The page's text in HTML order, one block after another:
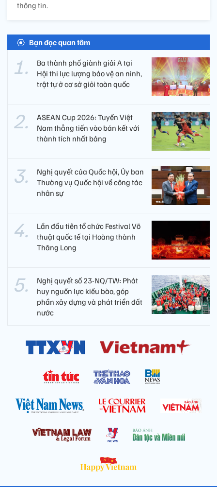
thông tin.
Bạn đọc quan tâm
Ba thành phố giành giải A tại
Hội thi lực lượng bảo vệ an ninh,
trật tự ở cơ sở giỏi toàn quốc
ASEAN Cup 2026: Tuyển Việt
Nam thẳng tiến vào bán kết với
thành tích nhất bảng
Nghị quyết của Quốc hội, Ủy ban
Thường vụ Quốc hội về công tác
nhân sự
Lần đầu tiên tổ chức Festival Võ
thuật quốc tế tại Hoàng thành
Thăng Long
Nghị quyết số 23-NQ/TW: Phát
huy nguồn lực kiều bào, góp
phần xây dựng và phát triển đất
nước